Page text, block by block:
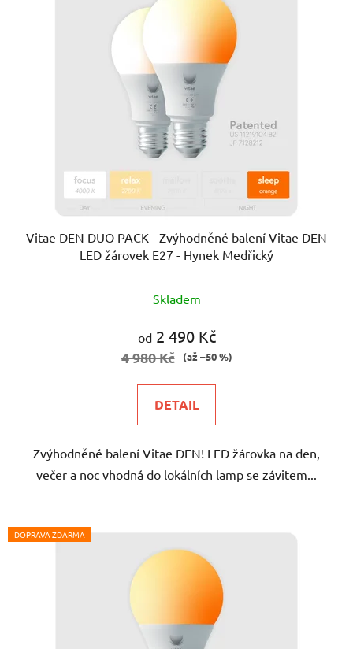
Vitae DEN DUO PACK - Zvýhodněné balení Vitae DEN
LED žárovek E27 - Hynek Medřický
hodnocení
produktu
5
Skladem
od2 490 Kč
4 980 Kč (až –50 %)
DETAIL
Zvýhodněné balení Vitae DEN! LED žárovka na den,
večer a noc vhodná do lokálních lamp se závitem...
DOPRAVA ZDARMA